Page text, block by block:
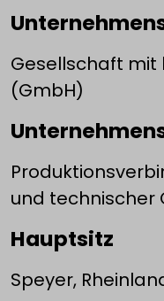
Gesellschaft
(GmbH)
und technischer
Hauptsitz
Speyer,